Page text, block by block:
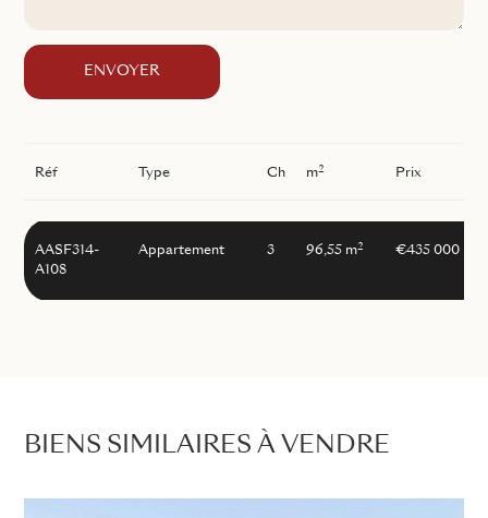
ENVOYER
Réf Type Ch m2 Prix
AASF314-
A108
Appartement 3 96,55 m2 €435 000
BIENS SIMILAIRES À VENDRE